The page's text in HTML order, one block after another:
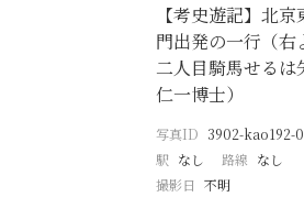
【考史遊記】北京
門出発の一行（右
二人目騎馬せるは
仁一博士）
写真ID 3902-kao192-0
駅 なし 路線 なし
撮影日
不明